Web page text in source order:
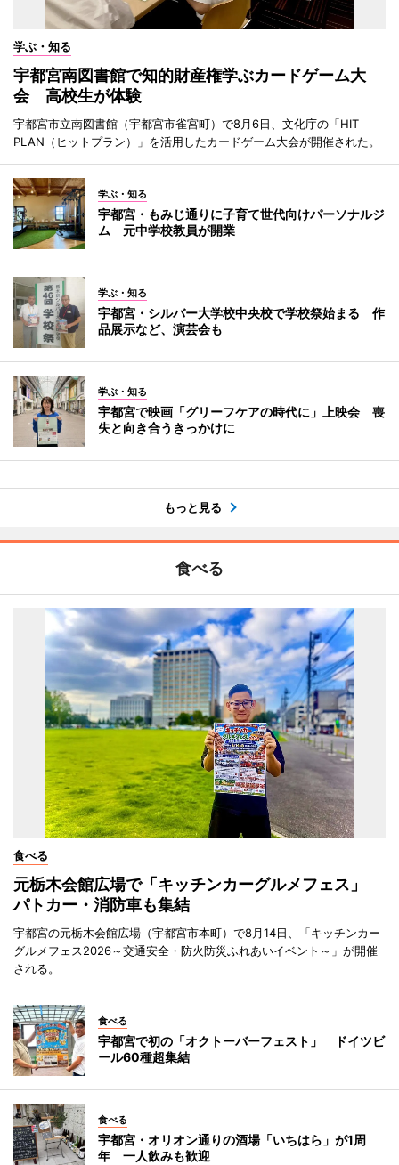
学ぶ・知る
宇都宮南図書館で知的財産権学ぶカードゲーム大
会 高校生が体験
宇都宮市立南図書館（宇都宮市雀宮町）で8月6日、文化庁の「HIT
PLAN（ヒットプラン）」を活用したカードゲーム大会が開催された。
学ぶ・知る
宇都宮・もみじ通りに子育て世代向けパーソナルジ
ム 元中学校教員が開業
学ぶ・知る
宇都宮・シルバー大学校中央校で学校祭始まる 作
品展示など、演芸会も
学ぶ・知る
宇都宮で映画「グリーフケアの時代に」上映会 喪
失と向き合うきっかけに
もっと見る
食べる
食べる
元栃木会館広場で「キッチンカーグルメフェス」
パトカー・消防車も集結
宇都宮の元栃木会館広場（宇都宮市本町）で8月14日、「キッチンカー
グルメフェス2026～交通安全・防火防災ふれあいイベント～」が開催
される。
食べる
宇都宮で初の「オクトーバーフェスト」 ドイツビ
ール60種超集結
食べる
宇都宮・オリオン通りの酒場「いちはら」が1周
年 一人飲みも歓迎